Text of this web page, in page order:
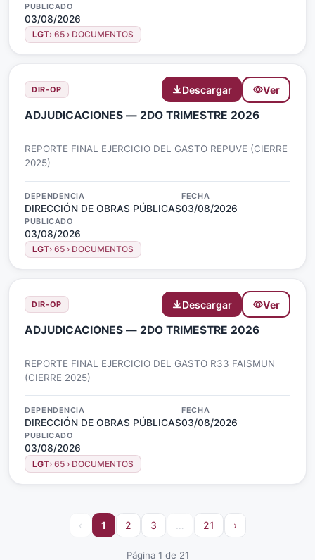
PUBLICADO
03/08/2026
LGT› 65 › DOCUMENTOS
DIR-OP Descargar Ver
ADJUDICACIONES — 2DO TRIMESTRE 2026
REPORTE FINAL EJERCICIO DEL GASTO REPUVE (CIERRE
2025)
DEPENDENCIA
DIRECCIÓN DE OBRAS PÚBLICAS
FECHA
03/08/2026
PUBLICADO
03/08/2026
LGT› 65 › DOCUMENTOS
DIR-OP Descargar Ver
ADJUDICACIONES — 2DO TRIMESTRE 2026
REPORTE FINAL EJERCICIO DEL GASTO R33 FAISMUN
(CIERRE 2025)
DEPENDENCIA
DIRECCIÓN DE OBRAS PÚBLICAS
FECHA
03/08/2026
PUBLICADO
03/08/2026
LGT› 65 › DOCUMENTOS
‹ 1 2 3 … 21 ›
Página 1 de 21